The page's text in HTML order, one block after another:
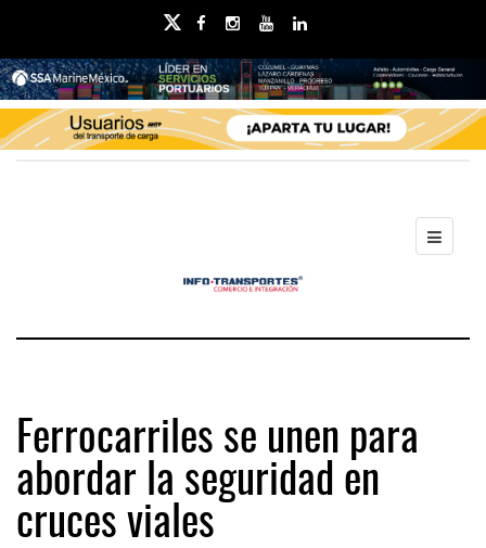
Ferrocarriles se unen para
abordar la seguridad en
cruces viales